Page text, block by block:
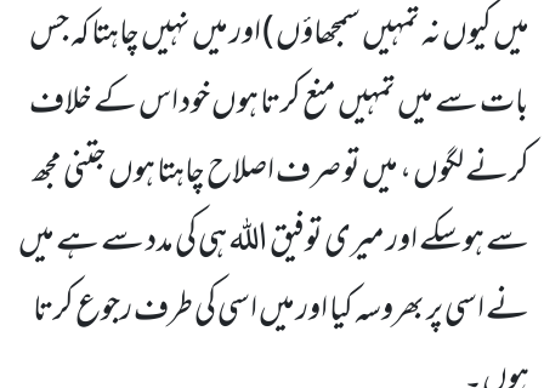
میں کیوں نہ تمہیں سمجھاؤں ) اور میں نہیں چاہتا کہ جس
بات سے میں تمہیں منع کرتا ہوں خود اس کے خلاف
کرنے لگوں ، میں تو صرف اصلاح چاہتا ہوں جتنی مجھ
سے ہوسکے اور میری توفیق اللہ ہی کی مدد سے ہے میں
نے اسی پر بھروسہ کیا اور میں اسی کی طرف رجوع کرتا